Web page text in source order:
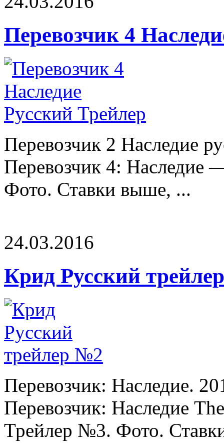
Перевозчик 4
Перевозчик 2 Наследие
Перевозчик 4: Наследие
Фото. Ставки выше, ...
24.03.2016
Крид Русский
Перевозчик: Наследие.
Перевозчик: Наследие
Трейлер №3. Фото.